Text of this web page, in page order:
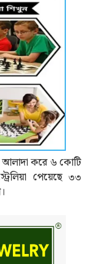
আলাদা করে ৬ কোটি
পেয়েছে ৩৩